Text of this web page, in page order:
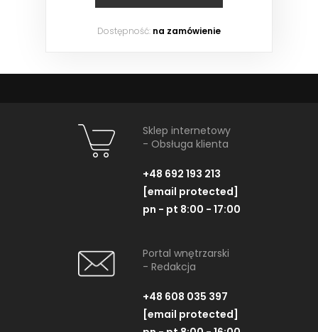
Dostępność: na zamówienie
Sklep internetowy
- Obsługa klienta
+48 692 193 213
[email protected]
pn - pt 8:00 - 17:00
Portal wnętrzarski
- Redakcja
+48 608 035 397
[email protected]